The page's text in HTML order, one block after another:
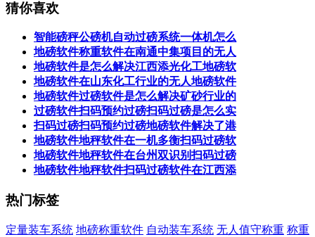
猜你喜欢
智能磅秤公磅机自动过磅系统一体机怎么
地磅软件称重软件在南通中集项目的无人
地磅软件是怎么解决江西添光化工地磅软
地磅软件在山东化工行业的无人地磅软件
地磅软件过磅软件是怎么解决矿砂行业的
过磅软件扫码预约过磅扫码过磅是怎么实
扫码过磅扫码预约过磅地磅软件解决了港
地磅软件地秤软件在一机多衡扫码过磅软
地磅软件地秤软件在台州双识别扫码过磅
地磅软件地秤软件扫码过磅软件在江西添
热门标签
定量装车系统 地磅称重软件 自动装车系统 无人值守称重 称重